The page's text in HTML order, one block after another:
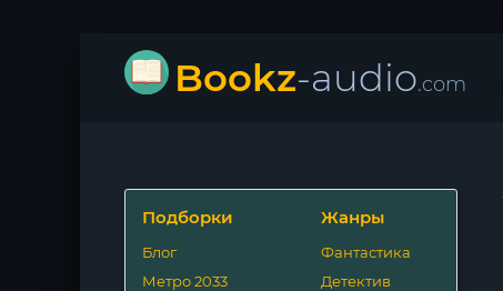
Bookz-audio.com
Подборки
Блог
Метро 2033
Жанры
Фантастика
Детектив